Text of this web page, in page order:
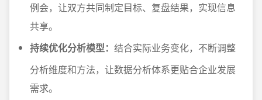
例会，让双方共同制定目标、复盘结果，实现信息
共享。
持续优化分析模型： 结合实际业务变化，不断调整
分析维度和方法，让数据分析体系更贴合企业发展
需求。